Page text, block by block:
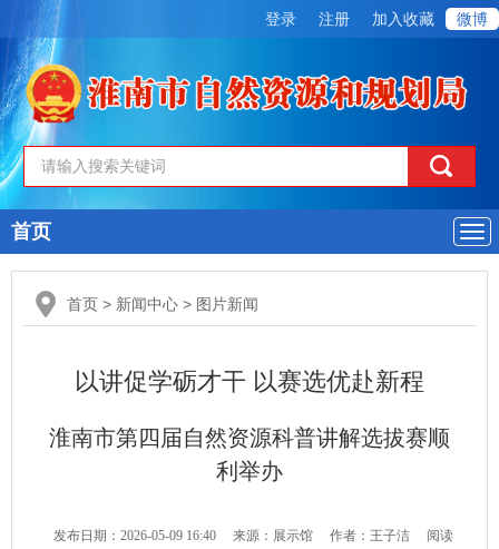
登录 注册 加入收藏 微博
导
航
首页
首页 > 新闻中心 > 图片新闻
以讲促学砺才干 以赛选优赴新程
淮南市第四届自然资源科普讲解选拔赛顺
利举办
发布日期：2026-05-09 16:40 来源：展示馆 作者：王子洁 阅读